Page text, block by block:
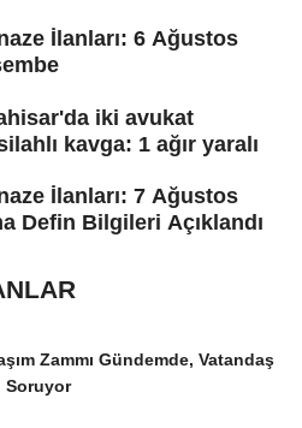
İlanları: 6 Ağustos
iki avukat
kavga: 1 ağır yaralı
İlanları: 7 Ağustos
Defin Bilgileri Açıklandı
Zammı Gündemde, Vatandaş
Soruyor